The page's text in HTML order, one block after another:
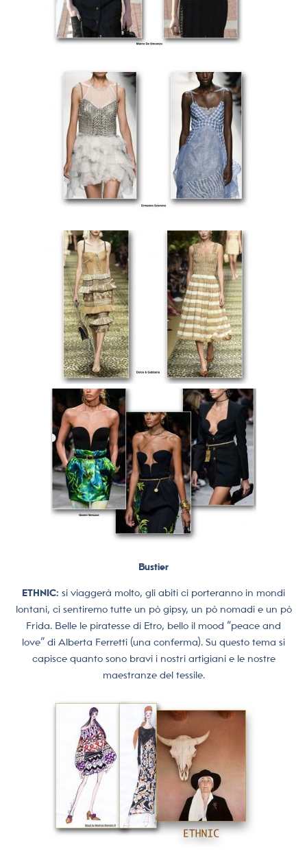
Bustier
ETHNIC: si viaggerà molto, gli abiti ci porteranno in mondi
lontani, ci sentiremo tutte un pò gipsy, un pò nomadi e un pò
Frida. Belle le piratesse di Etro, bello il mood “peace and
love” di Alberta Ferretti (una conferma). Su questo tema si
capisce quanto sono bravi i nostri artigiani e le nostre
maestranze del tessile.